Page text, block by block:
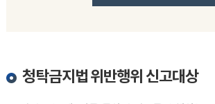
청탁금지법 위반행위 신고대상